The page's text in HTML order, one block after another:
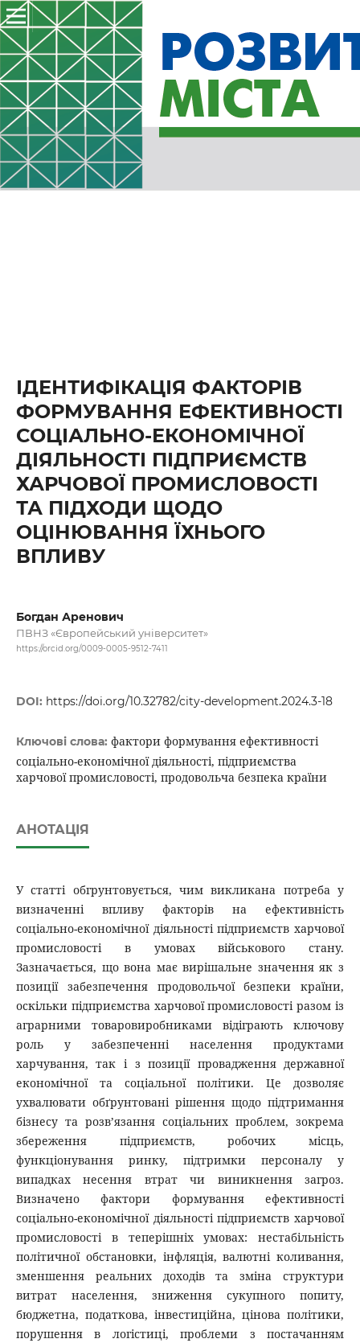
ІДЕНТИФІКАЦІЯ ФАКТОРІВ
ФОРМУВАННЯ ЕФЕКТИВНОСТІ
СОЦІАЛЬНО-ЕКОНОМІЧНОЇ
ДІЯЛЬНОСТІ ПІДПРИЄМСТВ
ХАРЧОВОЇ ПРОМИСЛОВОСТІ
ТА ПІДХОДИ ЩОДО
ОЦІНЮВАННЯ ЇХНЬОГО
ВПЛИВУ
Богдан Аренович
ПВНЗ «Європейський університет»
https://orcid.org/0009-0005-9512-7411
DOI: https://doi.org/10.32782/city-development.2024.3-18
Ключові слова: фактори формування ефективності
соціально-економічної діяльності, підприємства
харчової промисловості, продовольча безпека країни
АНОТАЦІЯ
У статті обгрунтовується, чим викликана потреба у
визначенні впливу факторів на ефективність
соціально-економічної діяльності підприємств харчової
промисловості в умовах військового стану.
Зазначається, що вона має вирішальне значення як з
позиції забезпечення продовольчої безпеки країни,
оскільки підприємства харчової промисловості разом із
аграрними товаровиробниками відіграють ключову
роль у забезпеченні населення продуктами
харчування, так і з позиції провадження державної
економічної та соціальної політики. Це дозволяє
ухвалювати обґрунтовані рішення щодо підтримання
бізнесу та розв’язання соціальних проблем, зокрема
збереження підприємств, робочих місць,
функціонування ринку, підтримки персоналу у
випадках несення втрат чи виникнення загроз.
Визначено фактори формування ефективності
соціально-економічної діяльності підприємств харчової
промисловості в теперішніх умовах: нестабільність
політичної обстановки, інфляція, валютні коливання,
зменшення реальних доходів та зміна структури
витрат населення, зниження сукупного попиту,
бюджетна, податкова, інвестиційна, цінова політики,
порушення в логістиці, проблеми з постачанням